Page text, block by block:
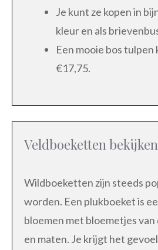
Je kunt ze kopen in
kleur en als
Een mooie bos tulpen
€17,75.
Veldboeketten bekijken
Wildboeketten zijn steeds
worden. Een plukboeket is
bloemen met bloemetjes
en maten. Je krijgt het